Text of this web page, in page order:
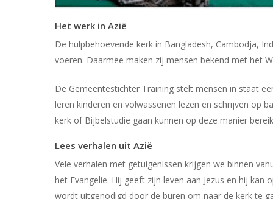
Het werk in Azië
De hulpbehoevende kerk in Bangladesh, Cambodja,
voeren. Daarmee maken zij mensen bekend met het
De Gemeentestichter Training stelt mensen in staat
leren kinderen en volwassenen lezen en schrijven op
kerk of Bijbelstudie gaan kunnen op deze manier
Lees verhalen uit Azië
Vele verhalen met getuigenissen krijgen we binnen
het Evangelie. Hij geeft zijn leven aan Jezus en hij
wordt uitgenodigd door de buren om naar de kerk te